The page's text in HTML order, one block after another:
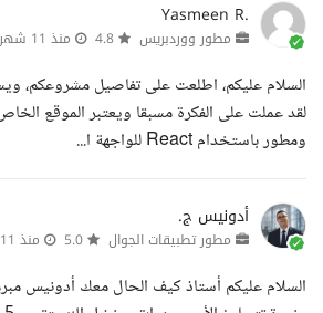
Yasmeen R.
مطور ووردبريس منذ 11 شهرا
السلام عليكم، اطلعت على تفاصيل مشروعكم،
ومطور باستخدام React للواجهة ا...
أدونيس ج.
مطور تطبيقات الجوال منذ 11 شهرا
السلام عليكم أستاذ كيف الحال معك أدونيس